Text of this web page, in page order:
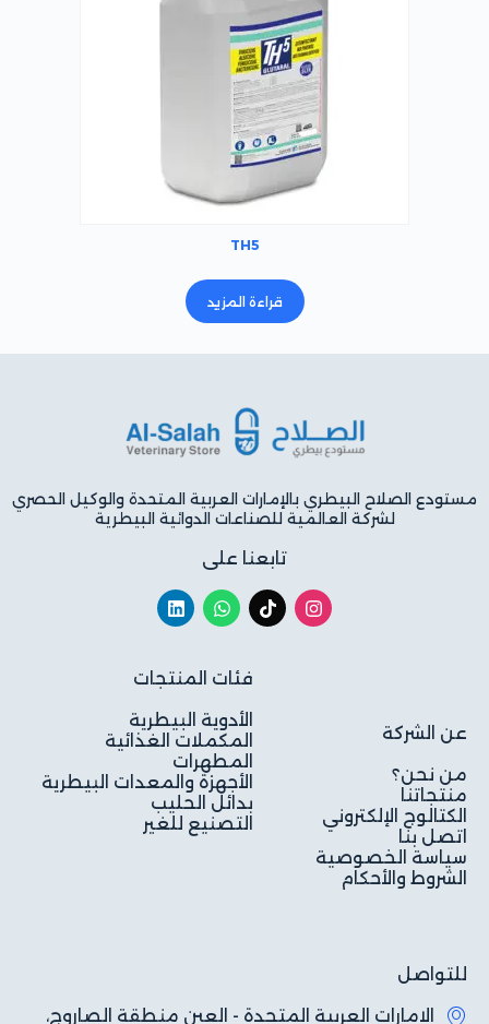
TH5
قراءة المزيد
مستودع الصلاح البيطري بالإمارات العربية المتحدة والوكيل الحصري
لشركة العالمية للصناعات الدوائية البيطرية
تابعنا على
عن الشركة
من نحن؟
منتجاتنا
الكتالوج الإلكتروني
اتصل بنا
سياسة الخصوصية
الشروط والأحكام
فئات المنتجات
الأدوية البيطرية
المكملات الغذائية
المطهرات
الأجهزة والمعدات البيطرية
بدائل الحليب
التصنيع للغير
للتواصل
الامارات العربية المتحدة - العين منطقة الصاروج،